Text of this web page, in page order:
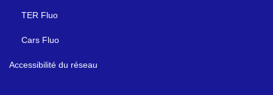
TER Fluo
Cars Fluo
Accessibilité du réseau